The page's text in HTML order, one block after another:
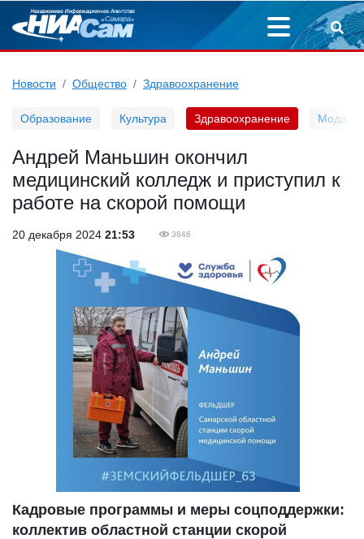
Новости Общество Здравоохранение
Образование Культура Здравоохранение Мода
Андрей Маньшин окончил
медицинский колледж и приступил к
работе на скорой помощи
20 декабря 2024 21:53 3846
Кадровые программы и меры соцподдержки:
коллектив областной станции скорой